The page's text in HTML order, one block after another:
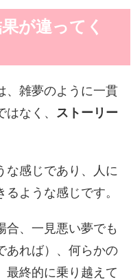
が違ってく
、雑夢のように一貫
なく、 ストーリー
な感じであり、人に
ような感じです。
合、一見悪い夢でも
あれば）、何らかの
最終的に乗り越えて